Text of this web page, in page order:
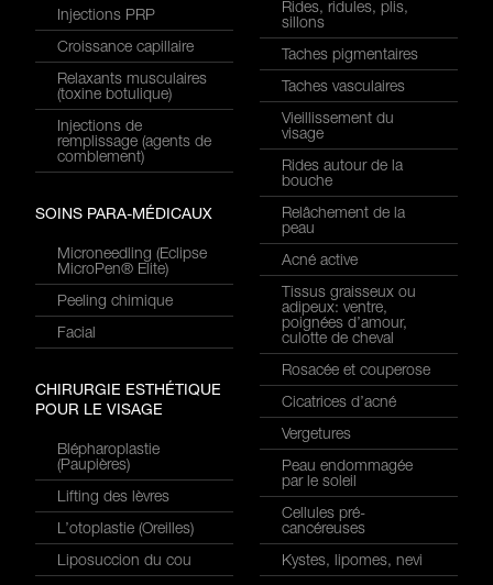
Injections PRP
Croissance capillaire
Relaxants musculaires
(toxine botulique)
Injections de
remplissage (agents de
comblement)
SOINS PARA-MÉDICAUX
Microneedling (Eclipse
MicroPen® Elite)
Peeling chimique
Facial
CHIRURGIE ESTHÉTIQUE
POUR LE VISAGE
Blépharoplastie
(Paupières)
Lifting des lèvres
L’otoplastie (Oreilles)
Liposuccion du cou
Rides, ridules, plis,
sillons
Taches pigmentaires
Taches vasculaires
Vieillissement du
visage
Rides autour de la
bouche
Relâchement de la
peau
Acné active
Tissus graisseux ou
adipeux: ventre,
poignées d’amour,
culotte de cheval
Rosacée et couperose
Cicatrices d’acné
Vergetures
Peau endommagée
par le soleil
Cellules pré-
cancéreuses
Kystes, lipomes, nevi